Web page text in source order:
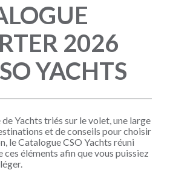
2026
YACHTS
de Yachts triés sur le volet, une large
et de conseils pour choisir
le Catalogue CSO Yachts réuni
ces éléments afin que vous puissiez